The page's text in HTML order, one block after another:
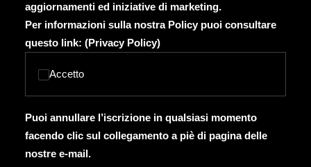
aggiornamenti ed iniziative di marketing.
Per informazioni sulla nostra Policy puoi consultare
questo link: (Privacy Policy)
Accetto
Puoi annullare l’iscrizione in qualsiasi momento
facendo clic sul collegamento a piè di pagina delle
nostre e-mail.